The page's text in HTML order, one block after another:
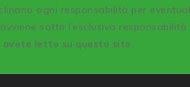
ogni responsabilità per
sotto l’esclusiva responsabilità
avete letto su questo sito.